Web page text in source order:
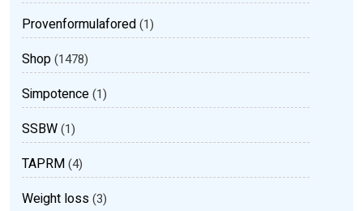
Provenformulafored(1)
Shop(1478)
Simpotence(1)
SSBW(1)
TAPRM(4)
Weight loss(3)